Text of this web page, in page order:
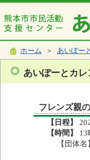
ホーム ＞ あいぽー
あいぽーとカレ
フレンズ親
【日程】
【時間】
13
【団体